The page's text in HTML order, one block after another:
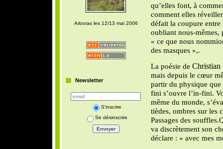
Arboras les 12/13 mai 2006
Newsletter
S'inscrire
Se désinscrire
qu’elles font, à
comment elles
défait la coupure
oubliant nous-mêmes,
« ce que nous
des masques »,.
La poésie de
mais depuis le cœur
partir du physique que
fini s’ouvre l’in-fini.
même du monde,
tièdes, ombres sur les
Passages des souffles.
va discrètement son
déclare : « avec mes